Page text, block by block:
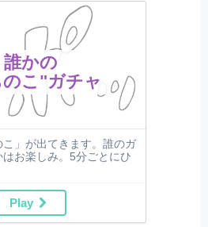
誰かの
こ"ガチャ
」が出てきます。誰のガ
お楽しみ。5分ごとにひ
Play